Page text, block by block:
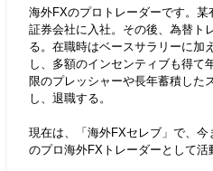
海外FXのプロトレーダーです。
証券会社に入社。その後、為替ト
る。在職時はベースサラリーに加
し、多額のインセンティブも得て
限のプレッシャーや長年蓄積した
し、退職する。
現在は、「海外FXセレブ」で、今
のプロ海外FXトレーダーとして活